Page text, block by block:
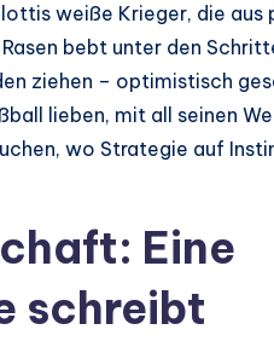
weiße Krieger, die aus
bebt unter den
ziehen – optimistisch
lieben, mit all seinen
wo Strategie auf
Eine
schreibt